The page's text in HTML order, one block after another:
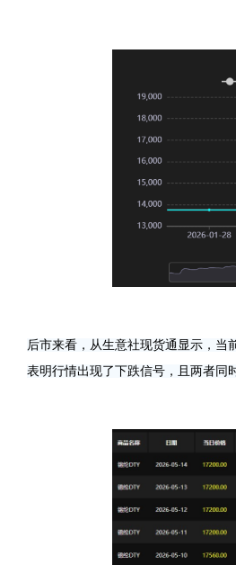
后市来看，从生意社现货通显示，当
表明行情出现了下跌信号，且两者同